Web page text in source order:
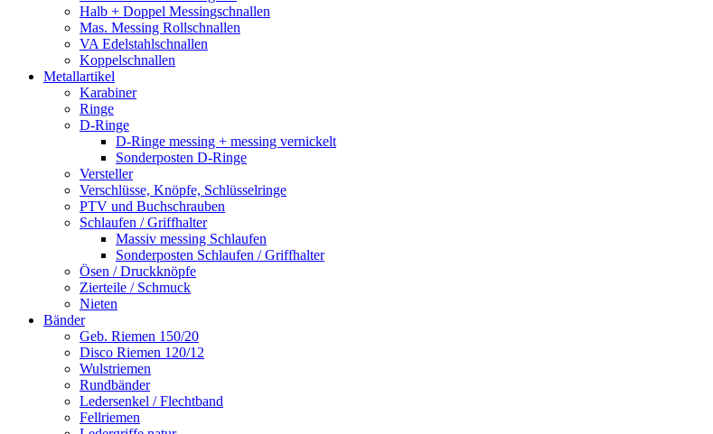
Halb + Doppel Messingschnallen
Mas. Messing Rollschnallen
VA Edelstahlschnallen
Koppelschnallen
Metallartikel
Karabiner
Ringe
D-Ringe
D-Ringe messing + messing vernickelt
Sonderposten D-Ringe
Versteller
Verschlüsse, Knöpfe, Schlüsselringe
PTV und Buchschrauben
Schlaufen / Griffhalter
Massiv messing Schlaufen
Sonderposten Schlaufen / Griffhalter
Ösen / Druckknöpfe
Zierteile / Schmuck
Nieten
Bänder
Geb. Riemen 150/20
Disco Riemen 120/12
Wulstriemen
Rundbänder
Ledersenkel / Flechtband
Fellriemen